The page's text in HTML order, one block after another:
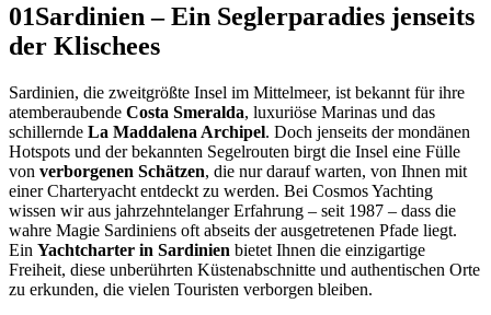
01Sardinien – Ein Seglerparadies jenseits
der Klischees
Sardinien, die zweitgrößte Insel im Mittelmeer, ist bekannt für ihre
atemberaubende Costa Smeralda, luxuriöse Marinas und das
schillernde La Maddalena Archipel. Doch jenseits der mondänen
Hotspots und der bekannten Segelrouten birgt die Insel eine Fülle
von verborgenen Schätzen, die nur darauf warten, von Ihnen mit
einer Charteryacht entdeckt zu werden. Bei Cosmos Yachting
wissen wir aus jahrzehntelanger Erfahrung – seit 1987 – dass die
wahre Magie Sardiniens oft abseits der ausgetretenen Pfade liegt.
Ein Yachtcharter in Sardinien bietet Ihnen die einzigartige
Freiheit, diese unberührten Küstenabschnitte und authentischen Orte
zu erkunden, die vielen Touristen verborgen bleiben.